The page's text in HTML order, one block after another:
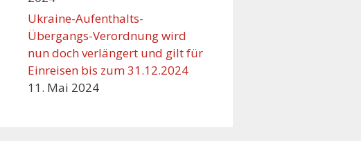
Ukraine-Aufenthalts-
Übergangs-Verordnung wird
nun doch verlängert und gilt für
Einreisen bis zum 31.12.2024
11. Mai 2024